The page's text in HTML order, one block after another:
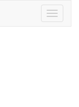
Toggle